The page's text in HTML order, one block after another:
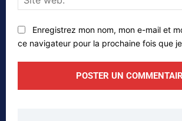
Enregistrez mon nom, mon e-mail et
ce navigateur pour la prochaine fois que